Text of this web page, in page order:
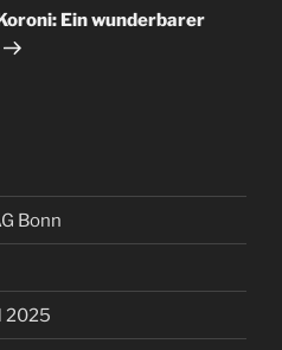
Ein wunderbarer
Bonn
2025